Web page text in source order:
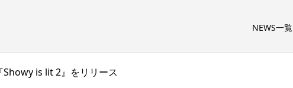
NEWS一覧
is lit 2』をリリース